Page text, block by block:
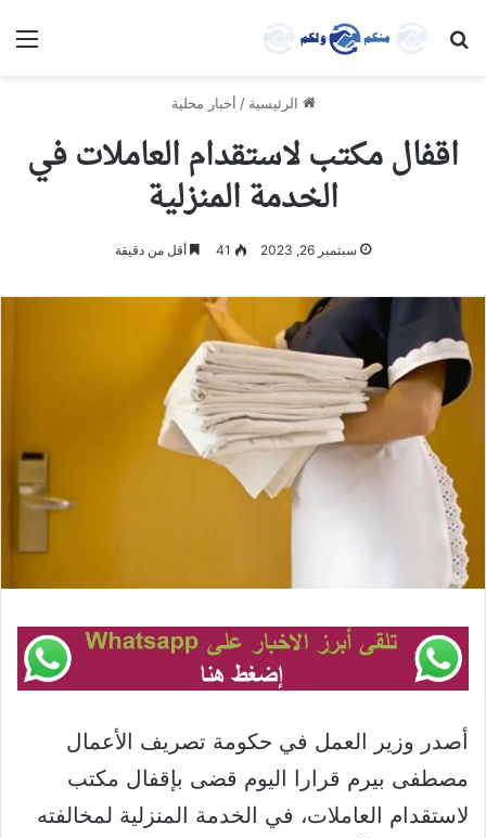
بحث عن
الرئيسية / أخبار محلية
اقفال مكتب لاستقدام العاملات في
الخدمة المنزلية
سبتمبر 26, 2023 41 أقل من دقيقة
أصدر وزير العمل في حكومة تصريف الأعمال
مصطفى بيرم قرارا اليوم قضى بإقفال مكتب
لاستقدام العاملات، في الخدمة المنزلية لمخالفته